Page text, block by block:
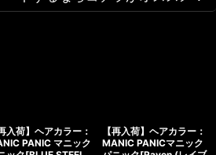
入荷】ヘアカラー：
PANIC マニック
【再入荷】ヘアカラー：
MANIC PANICマニック